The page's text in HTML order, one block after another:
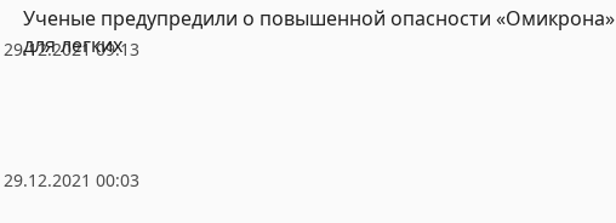
29.12.2021 09:13
Ученые предупредили о повышенной опасности «Омикрона»
для легких
29.12.2021 00:03